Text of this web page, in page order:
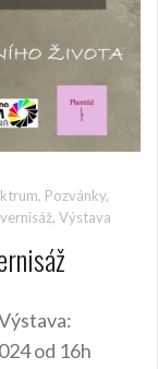
, Pozvánky,
vernisáž, Výstava
od 16h